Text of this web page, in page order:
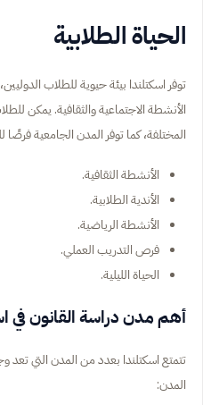
الحياة الطلابية
توفر اسكتلندا بيئة حيوية للطلاب
الأنشطة الاجتماعية والثقافية. يمكن
المختلفة، كما توفر المدن الجامعية فرصًا
الأنشطة الثقافية.
الأندية الطلابية.
الأنشطة الرياضية.
فرص التدريب العملي.
الحياة الليلية.
أهم مدن دراسة القانون في
تتمتع اسكتلندا بعدد من المدن التي تعد
المدن: